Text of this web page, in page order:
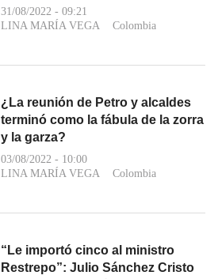
31/08/2022 - 09:21
LINA MARÍA VEGA
Colombia
¿La reunión de Petro y alcaldes
terminó como la fábula de la zorra
y la garza?
03/08/2022 - 10:00
LINA MARÍA VEGA
Colombia
“Le importó cinco al ministro
Restrepo”: Julio Sánchez Cristo